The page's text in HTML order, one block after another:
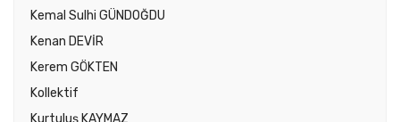
Kemal Sulhi GÜNDOĞDU
Kenan DEVİR
Kerem GÖKTEN
Kollektif
Kurtuluş KAYMAZ